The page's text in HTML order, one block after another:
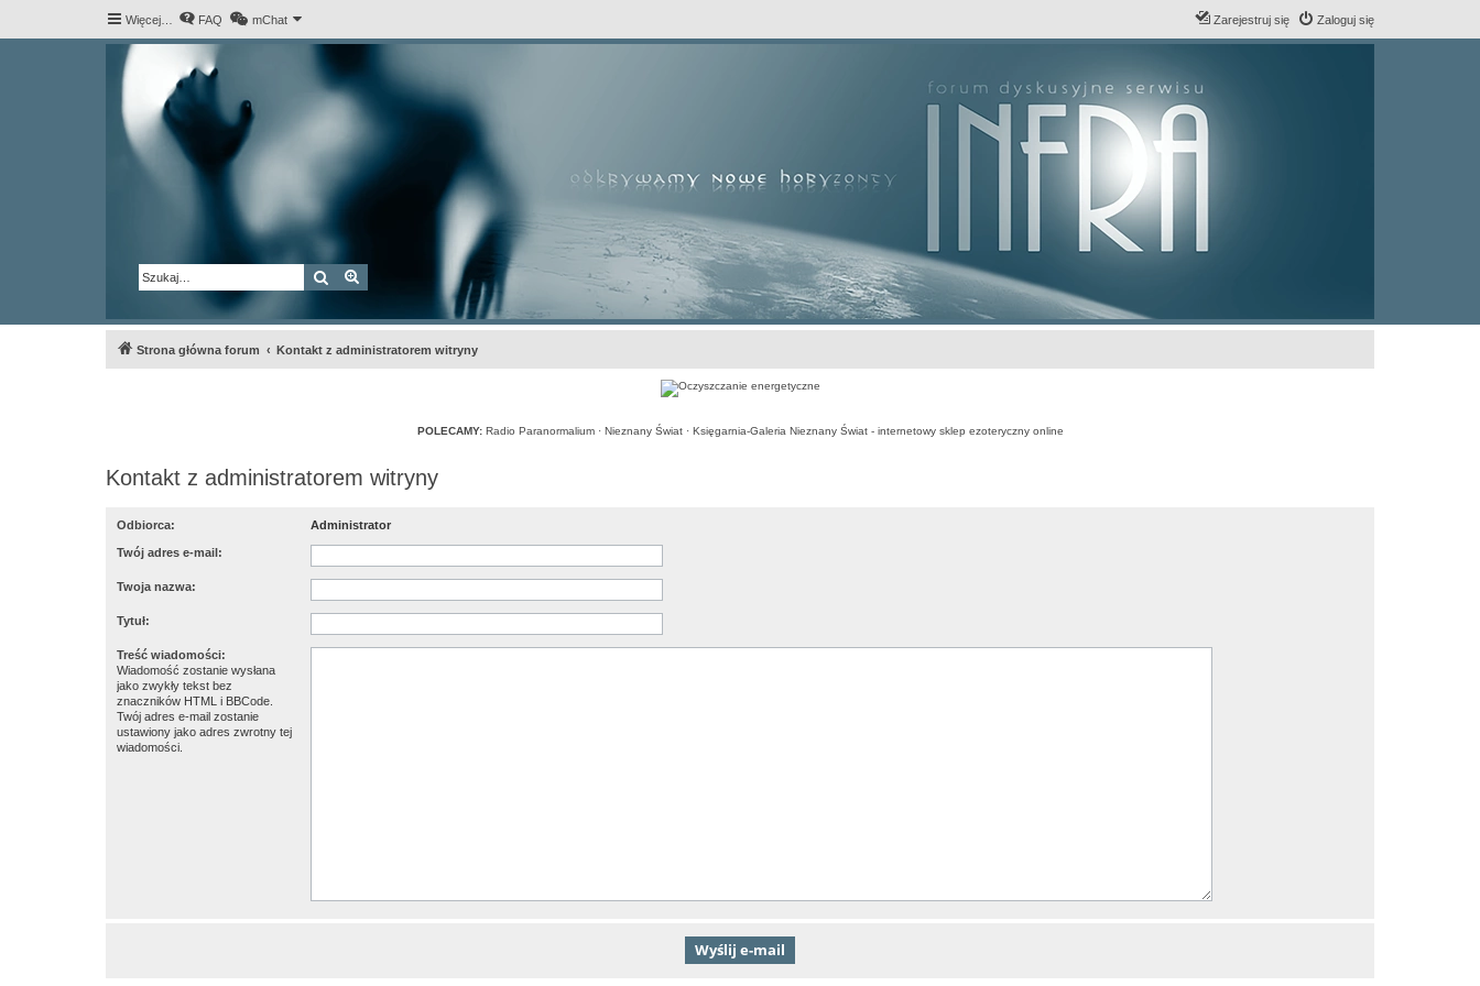
Więcej… FAQ mChat Zaloguj się
Zarejestruj się
Szukaj Wyszukiwanie zaawansowane
Strona główna forum Kontakt z administratorem witryny
POLECAMY: Radio Paranormalium· Nieznany Świat· Księgarnia-Galeria Nieznany Świat - internetowy sklep ezoteryczny online
Kontakt z administratorem witryny
Odbiorca: Administrator
Twój adres e-mail:
Twoja nazwa:
Tytuł:
Treść wiadomości:
Wiadomość zostanie wysłana
jako zwykły tekst bez
znaczników HTML i BBCode.
Twój adres e-mail zostanie
ustawiony jako adres zwrotny tej
wiadomości.